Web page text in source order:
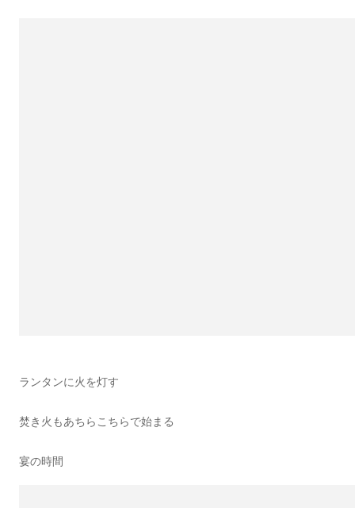
ランタンに火を灯す
焚き火もあちらこちらで始まる
宴の時間